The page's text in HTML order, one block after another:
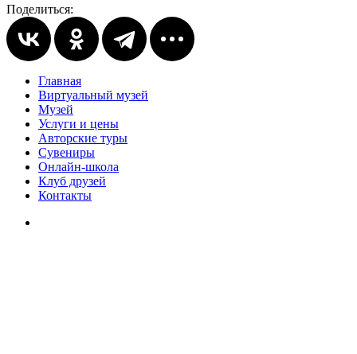
Поделиться:
Главная
Виртуальный музей
Музей
Услуги и цены
Авторские туры
Сувениры
Онлайн-школа
Клуб друзей
Контакты